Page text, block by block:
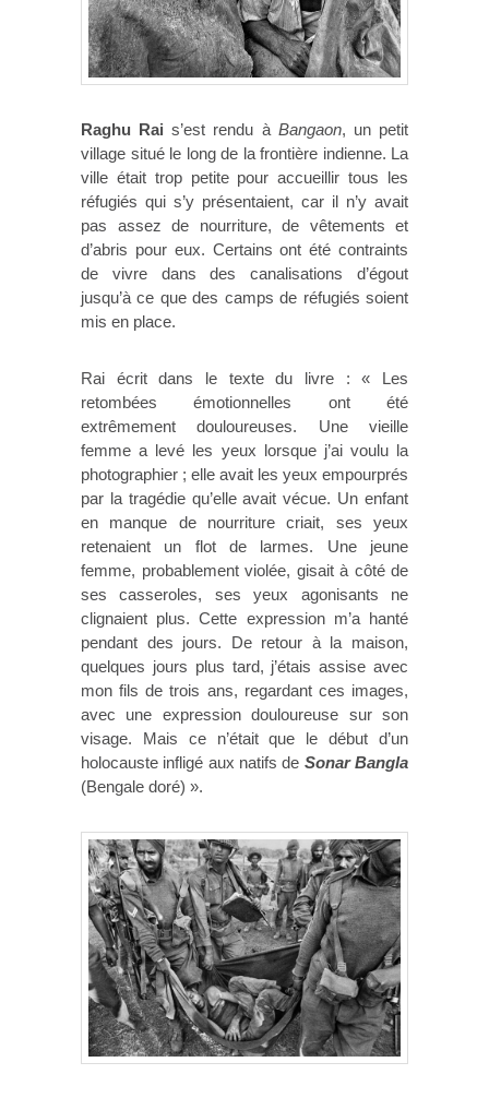
Raghu Rai s’est rendu à Bangaon, un petit
village situé le long de la frontière indienne. La
ville était trop petite pour accueillir tous les
réfugiés qui s’y présentaient, car il n’y avait
pas assez de nourriture, de vêtements et
d’abris pour eux. Certains ont été contraints
de vivre dans des canalisations d’égout
jusqu’à ce que des camps de réfugiés soient
mis en place.
Rai écrit dans le texte du livre : « Les
retombées émotionnelles ont été
extrêmement douloureuses. Une vieille
femme a levé les yeux lorsque j’ai voulu la
photographier ; elle avait les yeux empourprés
par la tragédie qu’elle avait vécue. Un enfant
en manque de nourriture criait, ses yeux
retenaient un flot de larmes. Une jeune
femme, probablement violée, gisait à côté de
ses casseroles, ses yeux agonisants ne
clignaient plus. Cette expression m’a hanté
pendant des jours. De retour à la maison,
quelques jours plus tard, j’étais assise avec
mon fils de trois ans, regardant ces images,
avec une expression douloureuse sur son
visage. Mais ce n’était que le début d’un
holocauste infligé aux natifs de Sonar Bangla
(Bengale doré) ».